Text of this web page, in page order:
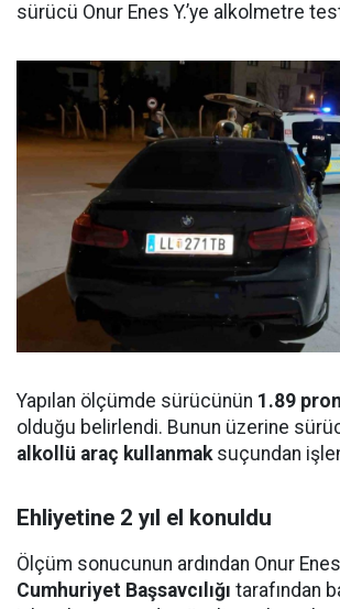
sürücü Onur Enes Y.’ye alkolmetre
Yapılan ölçümde sürücünün 1.89
olduğu belirlendi. Bunun üzerine
alkollü araç kullanmaksuçundan
Ehliyetine 2 yıl el konuldu
Ölçüm sonucunun ardından Onur Enes
Cumhuriyet Başsavcılığı tarafından